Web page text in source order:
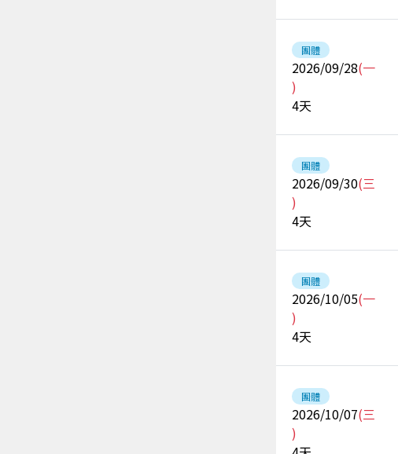
團體
2026/09/28(一
)
4天
團體
2026/09/30(三
)
4天
團體
2026/10/05(一
)
4天
團體
2026/10/07(三
)